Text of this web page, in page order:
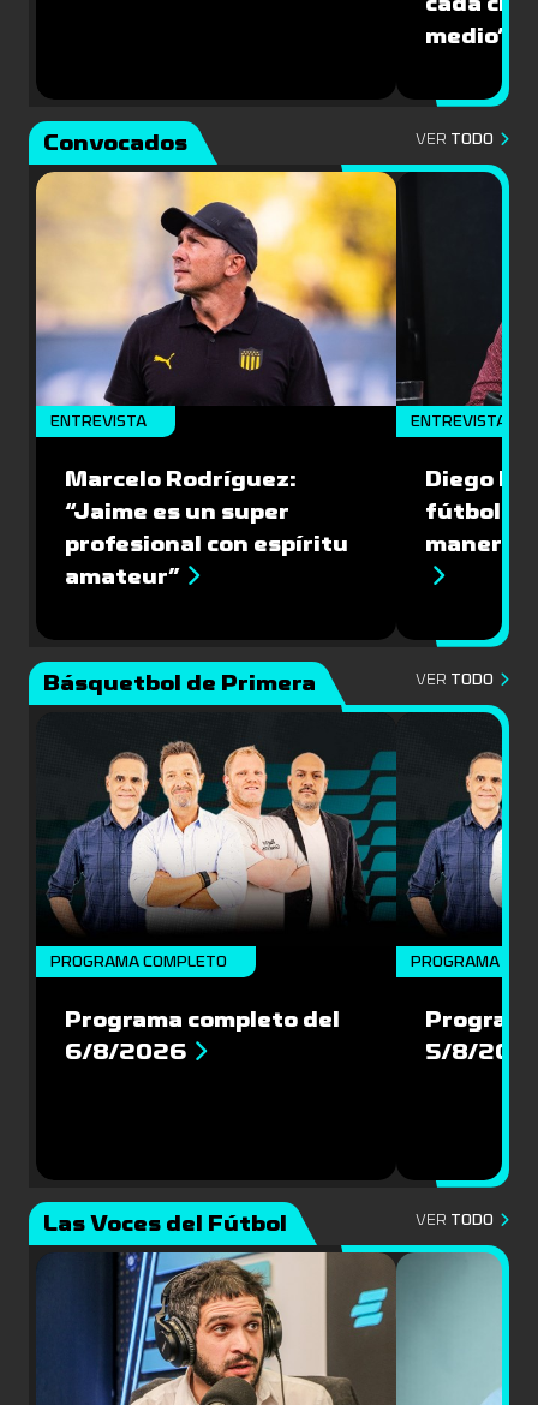
medio”
Convocados VER TODO
ENTREVISTA
Marcelo Rodríguez:
“Jaime es un super
profesional con espíritu
amateur”
ENTREVISTA
Diego
fútbol
manera
Básquetbol de Primera VER TODO
PROGRAMA COMPLETO
Programa completo del
6/8/2026
PROGRAMA
5/8/
Las Voces del Fútbol VER TODO